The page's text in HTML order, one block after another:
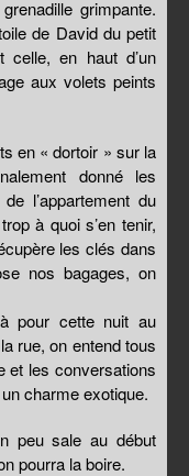
grimpante.
de David du petit
celle, en haut d’un
aux volets peints
en « dortoir » sur la
donné les
l’appartement du
à quoi s’en tenir,
les clés dans
nos bagages, on
pour cette nuit au
rue, on entend tous
et les conversations
charme exotique.
peu sale au début
pourra la boire.